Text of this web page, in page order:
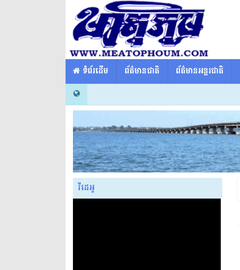
​​ ទំព័រដើម ព័ត៌មានជាតិ ព័ត៌មានអន្តរជាតិ
វីដេអូ